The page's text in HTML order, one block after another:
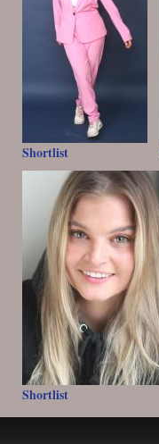
Shortlist
Shortlist